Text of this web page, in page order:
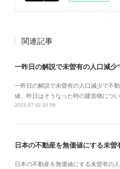
関連記事
一昨日の解説で未曽有の人口減少で不
値、昨日はそうなった時の建造物につ
2023.07.02 20:08
日本の不動産を無価値にする未曽有の人